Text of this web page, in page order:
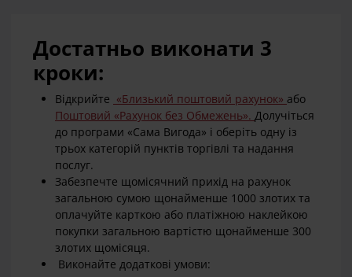
Достатньо виконати 3
кроки:
Відкрийте «Близький поштовий рахунок» або
Поштовий «Рахунок без Обмежень». Долучіться
до програми «Сама Вигода» і оберіть одну із
трьох категорій пунктів торгівлі та надання
послуг.
Забезпечте щомісячний прихід на рахунок
загальною сумою щонайменше 1000 злотих та
оплачуйте карткою або платіжною наклейкою
покупки загальною вартістю щонайменше 300
злотих щомісяця.
Виконайте додаткові умови: